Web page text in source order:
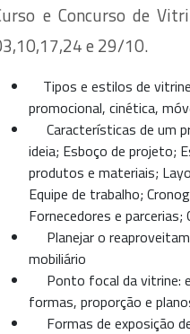
e Concurso de
e 29/10.
Tipos e estilos de
promocional, cinética,
Características de um
ideia; Esboço de projeto;
produtos e materiais;
Equipe de trabalho;
Fornecedores e
Planejar o
mobiliário
Ponto focal da vitrine:
formas, proporção e
Formas de exposição